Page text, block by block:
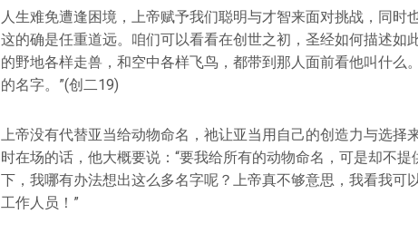
人生难免遭逢困境，上帝赋予我们聪明与才智来面对挑战，同时
这的确是任重道远。咱们可以看看在创世之初，圣经如何描述如
的野地各样走兽，和空中各样飞鸟，都带到那人面前看他叫什么
的名字。”(创二19)
上帝没有代替亚当给动物命名，祂让亚当用自己的创造力与选择
时在场的话，他大概要说：“要我给所有的动物命名，可是却不
下，我哪有办法想出这么多名字呢？上帝真不够意思，我看我可
工作人员！”